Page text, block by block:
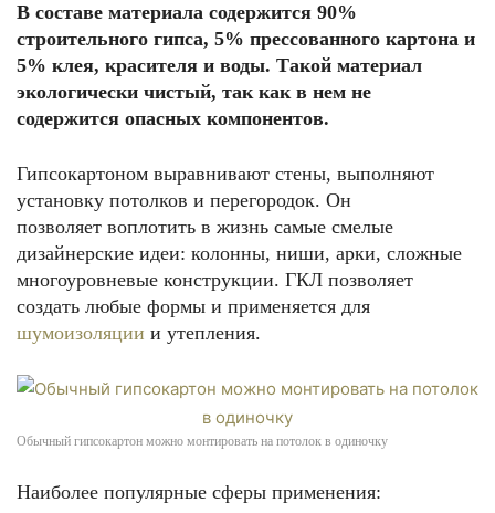
В составе материала содержится 90%
строительного гипса, 5% прессованного картона и
5% клея, красителя и воды. Такой материал
экологически чистый, так как в нем не
содержится опасных компонентов.
Гипсокартоном выравнивают стены, выполняют
установку потолков и перегородок. Он
позволяет воплотить в жизнь самые смелые
дизайнерские идеи: колонны, ниши, арки, сложные
многоуровневые конструкции. ГКЛ позволяет
создать любые формы и применяется для
шумоизоляции и утепления.
Обычный гипсокартон можно монтировать на потолок в одиночку
Наиболее популярные сферы применения: